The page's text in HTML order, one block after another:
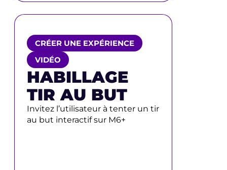
CRÉER UNE EXPÉRIENCE
VIDÉO
HABILLAGE
TIR AU BUT
Invitez l’utilisateur à tenter un tir
au but interactif sur M6+